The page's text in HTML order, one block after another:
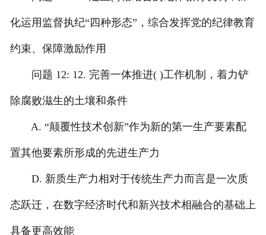
化运用监督执纪“四种形态”，综合发挥党的纪律教育
约束、保障激励作用
问题 12: 12. 完善一体推进( )工作机制，着力铲
除腐败滋生的土壤和条件
A. “颠覆性技术创新”作为新的第一生产要素配
置其他要素所形成的先进生产力
D. 新质生产力相对于传统生产力而言是一次质
态跃迁，在数字经济时代和新兴技术相融合的基础上
具备更高效能